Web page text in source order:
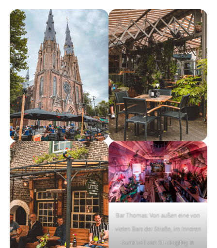
Bar Thomas: Von außen eine von
vielen Bars der Straße, im Inneren
kunstvoll von Studiogiftig in